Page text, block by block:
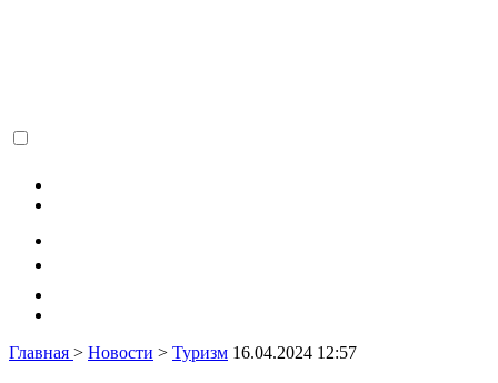
Главная > Новости > Туризм 16.04.2024 12:57